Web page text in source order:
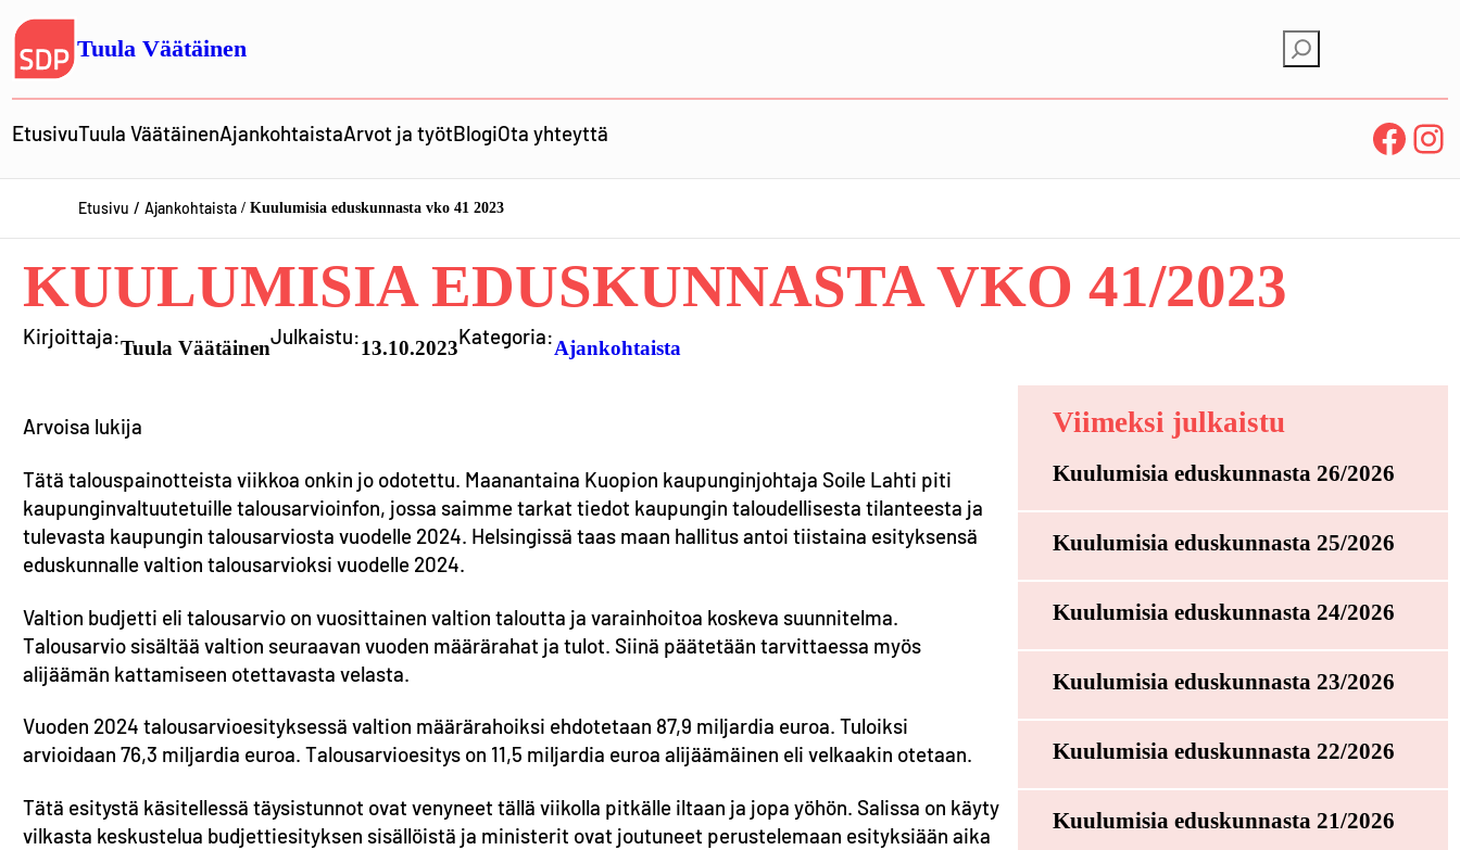
Siirry
sisältöönTuula Väätäinen
E
t
s
EtusivuTuula VäätäinenAjankohtaistaArvot ja työtBlogiOta yhteyttä Facebook Instagram
Etusivu Ajankohtaista Kuulumisia eduskunnasta vko 41 2023
KUULUMISIA EDUSKUNNASTA VKO 41/2023
Kirjoittaja:Tuula VäätäinenJulkaistu:13.10.2023Kategoria:Ajankohtaista
Arvoisa lukija
Tätä talouspainotteista viikkoa onkin jo odotettu. Maanantaina Kuopion kaupunginjohtaja Soile Lahti piti
kaupunginvaltuutetuille talousarvioinfon, jossa saimme tarkat tiedot kaupungin taloudellisesta tilanteesta ja
tulevasta kaupungin talousarviosta vuodelle 2024. Helsingissä taas maan hallitus antoi tiistaina esityksensä
eduskunnalle valtion talousarvioksi vuodelle 2024.
Valtion budjetti eli talousarvio on vuosittainen valtion taloutta ja varainhoitoa koskeva suunnitelma.
Talousarvio sisältää valtion seuraavan vuoden määrärahat ja tulot. Siinä päätetään tarvittaessa myös
alijäämän kattamiseen otettavasta velasta.
Vuoden 2024 talousarvioesityksessä valtion määrärahoiksi ehdotetaan 87,9 miljardia euroa. Tuloiksi
arvioidaan 76,3 miljardia euroa. Talousarvioesitys on 11,5 miljardia euroa alijäämäinen eli velkaakin otetaan.
Tätä esitystä käsitellessä täysistunnot ovat venyneet tällä viikolla pitkälle iltaan ja jopa yöhön. Salissa on käyty
vilkasta keskustelua budjettiesityksen sisällöistä ja ministerit ovat joutuneet perustelemaan esityksiään aika
Viimeksi julkaistu
Kuulumisia eduskunnasta 26/2026
Kuulumisia eduskunnasta 25/2026
Kuulumisia eduskunnasta 24/2026
Kuulumisia eduskunnasta 23/2026
Kuulumisia eduskunnasta 22/2026
Kuulumisia eduskunnasta 21/2026